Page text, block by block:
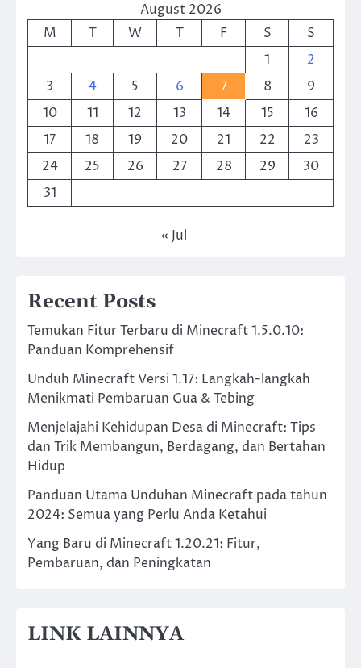
August 2026
M
T W T F S
S
1
2
3
4 5 6 7 8
9
10
11 12 13 14 15
16
17
18 19 20 21 22
23
24
25 26 27 28 29
30
31
« Jul
Recent Posts
Temukan Fitur Terbaru di Minecraft 1.5.0.10:
Panduan Komprehensif
Unduh Minecraft Versi 1.17: Langkah-langkah
Menikmati Pembaruan Gua & Tebing
Menjelajahi Kehidupan Desa di Minecraft: Tips
dan Trik Membangun, Berdagang, dan Bertahan
Hidup
Panduan Utama Unduhan Minecraft pada tahun
2024: Semua yang Perlu Anda Ketahui
Yang Baru di Minecraft 1.20.21: Fitur,
Pembaruan, dan Peningkatan
LINK LAINNYA